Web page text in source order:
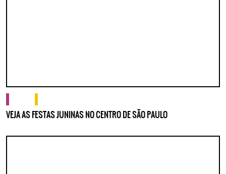
VEJA AS FESTAS JUNINAS NO CENTRO DE SÃO PAULO